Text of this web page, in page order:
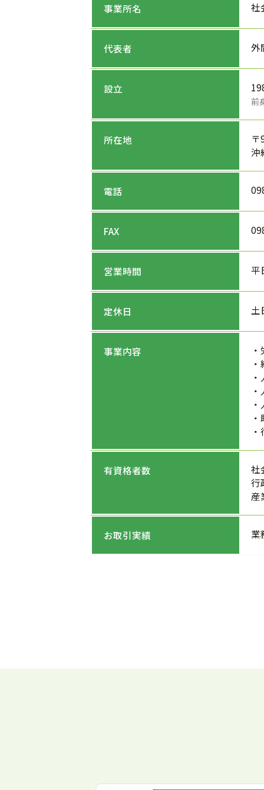
事業所名 社
代表者 外
設立
前
所在地
〒
沖
電話
FAX
営業時間 平
定休日 土
事業内容
有資格者数
社
行
産
お取引実績 業